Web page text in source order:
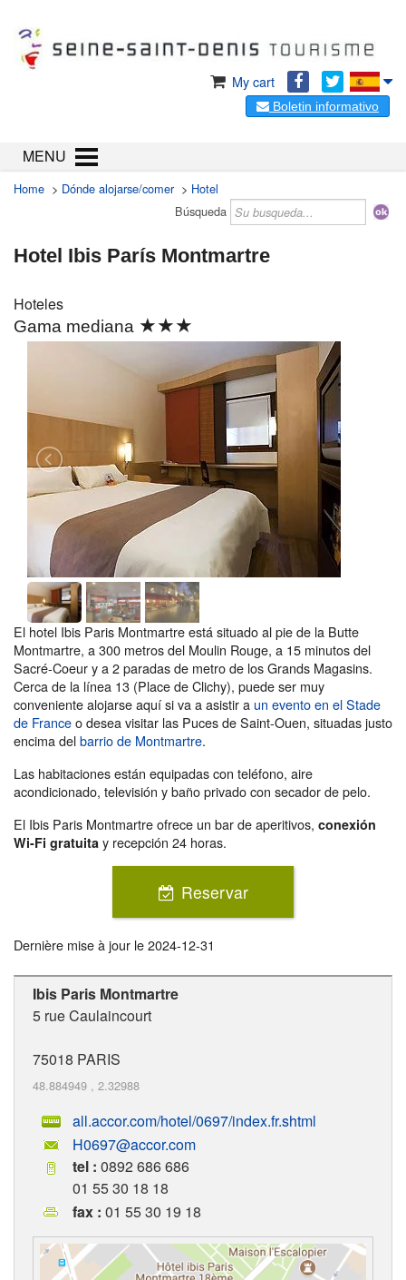
My cart
Boletin informativo
MENU
Home > Dónde alojarse/comer> Hotel
Búsqueda
Hotel Ibis París Montmartre
Hoteles
Gama mediana ★★★
El hotel Ibis Paris Montmartre está situado al pie de la Butte
Montmartre, a 300 metros del Moulin Rouge, a 15 minutos del
Sacré-Coeur y a 2 paradas de metro de los Grands Magasins.
Cerca de la línea 13 (Place de Clichy), puede ser muy
conveniente alojarse aquí si va a asistir a un evento en el Stade
de Franceo desea visitar las Puces de Saint-Ouen, situadas justo
encima delbarrio de Montmartre.
Las habitaciones están equipadas con teléfono, aire
acondicionado, televisión y baño privado con secador de pelo.
El Ibis Paris Montmartre ofrece un bar de aperitivos, conexión
Wi-Fi gratuita y recepción 24 horas.
Reservar
Dernière mise à jour le2024-12-31
Ibis Paris Montmartre
5 rue Caulaincourt
75018 PARIS
48.884949 , 2.32988
all.accor.com/hotel/0697/index.fr.shtml
H0697@accor.com
tel : 0892 686 686
01 55 30 18 18
fax : 01 55 30 19 18